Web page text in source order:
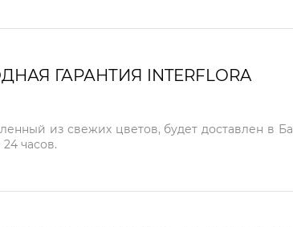
ГАРАНТИЯ INTERFLORA
из свежих цветов, будет доставлен в
часов.